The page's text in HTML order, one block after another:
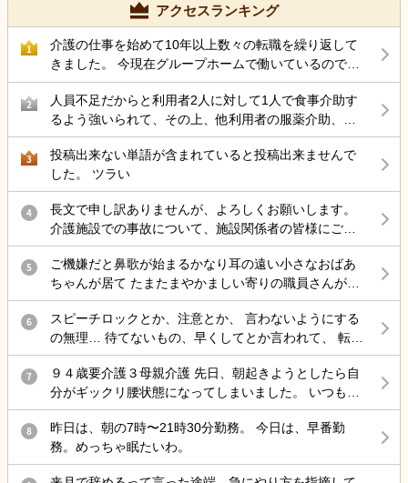
「あ、来る」とか身構えたり嫌だ嫌だって気持ちが強すぎてどうし
たらいいのかわからない。デイは週5で行ってるけど、その準備とか
細かなことですら嫌で仕方がない。この間仕事で数日家を空けるか
らショート使ったけど、1日になん十回も電話とLINEの嵐。国際電話
になっちゃうからでなかったけど永遠とかけてくるしショート行っ
ててもなんも休まらない。子供たちのこともほったらかしみたくな
っちゃうし何もかもやりたくない、家にいたくない。 義理姉も義理
弟も預かってくれたりしないし、デイに行かせればいいとかショー
ト使えばいいとか。そこまでやるのも嫌なのにどうしたらいいの。
アクセスランキング
1
介護の仕事を始めて10年以上数々の転職を繰り返して
きました。 今現在グループホームで働いているのです
が 50代後半にもなりストレス性胃炎にもなったのでこ
こらで 介護の仕事から違う仕事を考えているのですが
結局転職サイトをみるのが介護の仕事ばかりで どうし
たら良いと思いますか？
2
人員不足だからと利用者2人に対して1人で食事介助す
るよう強いられて、その上、他利用者の服薬介助、動
き回る認知症利用者の見守り、声掛けまでやらされ、
最近自分の気持ちに余裕が持てない。
3
投稿出来ない単語が含まれていると投稿出来ませんで
した。 ツラい
4
長文で申し訳ありませんが、よろしくお願いします。
介護施設での事故について、施設関係者の皆様にご意
見を伺いたく投稿します。 母は認知症があり、介護施
設に入所していました。 ある日の明け方、母が一人で
施設を離設し、雨の中で転倒して大腿骨を骨折しまし
た。 手術は無事に終わりましたが、この事故をきっか
けに歩行ができなくなり、病院からは認知症も進行し
たとのお話がありました。また、要介護1だったもの
説明を受けました。 施設からは「治療費は負担しま
す」と説明を受けていますが、それ以外の補償につい
てはまだ話し合っていません。 そこで、介護施設で勤
務されている方や施設運営に携わっている方にお伺い
したいです。 ・このような事故が起きた場合、一般的
にはどのような対応や補償が行われることが多いので
5
ご機嫌だと鼻歌が始まるかなり耳の遠い小さなおばあ
ちゃんが居て たまたまやかましい寄りの職員さんが来
た時に 鼻歌から一気に不穏 「おおきなこえで話してる
わ」 と不機嫌で低く大きな声の独り言で返してて笑い
を堪えられない。
6
スピーチロックとか、注意とか、 言わないようにする
の無理… 待てないもの、早くしてとか言われて、 転倒
しそうになるとか危険行為しても、 本人達分からない
もの、 病気だから、認知症だからで許されて、 記録残
しても『仕方ないよね、割り切らなきゃ』 これで終わ
る 何でもかんでも虐待って言わないで… どうしろって
言うのよ…もう疲れた… 責任感強すぎって上司に言わ
れた 仕方ないじゃん 事故したら…打ちどころ悪かった
7
９４歳要介護３母親介護 先日、朝起きようとしたら自
分がギックリ腰状態になってしまいました。 いつも行
く接骨院で治療してもらったのですが、いつもなら楽
になるのに、全く治らないまま、家に戻ろとして 外に
出たら、クラクラし汗が尋常じゃなく出てくるので 接
骨院に戻って休すませてもらいました。 隠れ熱中症か
8
昨日は、朝の7時〜21時30分勤務。 今日は、早番勤
務。めっちゃ眠たいわ。